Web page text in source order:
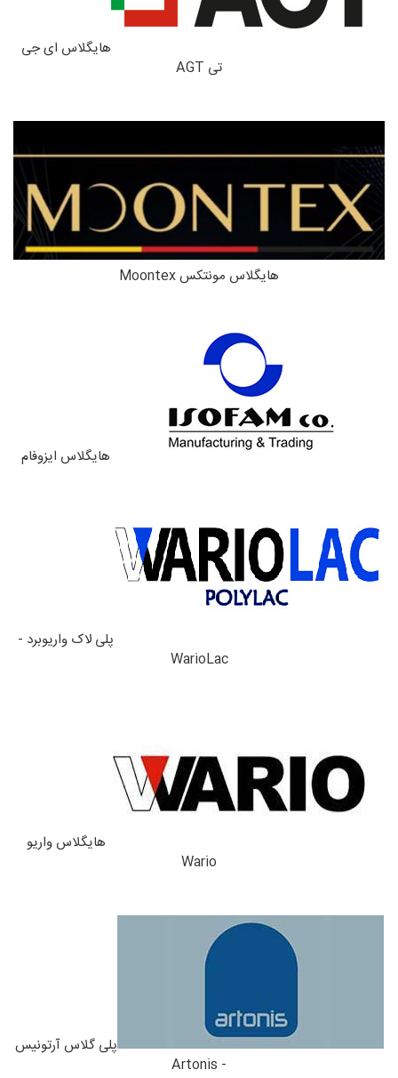
هایگلاس ای جی
تی AGT
هایگلاس مونتکس Moontex
هایگلاس ایزوفام
پلی لاک واریوبرد -
WarioLac
هایگلاس واریو
Wario
پلی گلاس آرتونیس
- Artonis